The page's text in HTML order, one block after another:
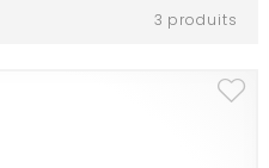
3 produits